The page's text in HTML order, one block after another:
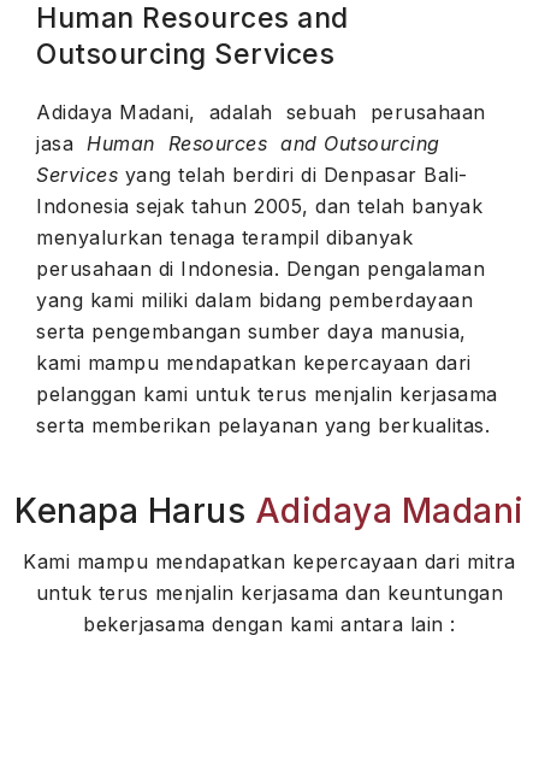
Human Resources and
Outsourcing Services
Adidaya Madani, adalah sebuah perusahaan
jasa Human Resources and Outsourcing
Services yang telah berdiri di Denpasar Bali-
Indonesia sejak tahun 2005, dan telah banyak
menyalurkan tenaga terampil dibanyak
perusahaan di Indonesia. Dengan pengalaman
yang kami miliki dalam bidang pemberdayaan
serta pengembangan sumber daya manusia,
kami mampu mendapatkan kepercayaan dari
pelanggan kami untuk terus menjalin kerjasama
serta memberikan pelayanan yang berkualitas.
Kenapa Harus Adidaya Madani
Kami mampu mendapatkan kepercayaan dari mitra
untuk terus menjalin kerjasama dan keuntungan
bekerjasama dengan kami antara lain :